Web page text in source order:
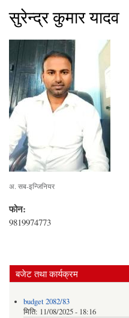
सुरेन्द्र कुमार यादव
अ. सब-इन्जिनियर
फोन:
9819974773
बजेट तथा कार्यक्रम
budget 2082/83
मिति: 11/08/2025 - 18:16